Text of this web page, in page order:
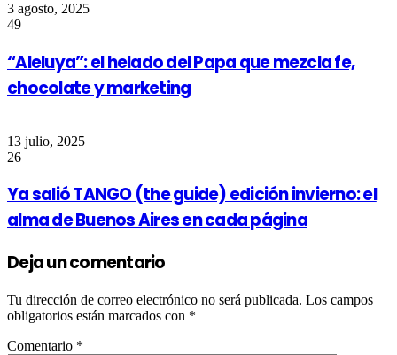
3 agosto, 2025
49
“Aleluya”: el helado del Papa que mezcla fe,
chocolate y marketing
13 julio, 2025
26
Ya salió TANGO (the guide) edición invierno: el
alma de Buenos Aires en cada página
Deja un comentario
Tu dirección de correo electrónico no será publicada. Los campos
obligatorios están marcados con *
Comentario *